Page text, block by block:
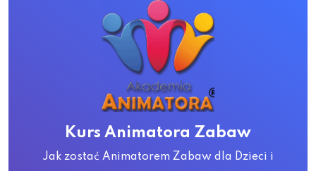
Kurs Animatora Zabaw
Jak zostać Animatorem Zabaw dla Dzieci i